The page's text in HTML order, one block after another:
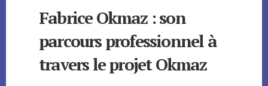
Fabrice Okmaz : son
parcours professionnel à
travers le projet Okmaz